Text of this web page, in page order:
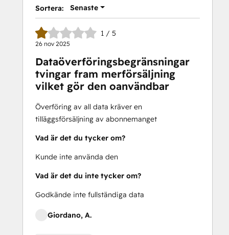
Sortera: Senaste
1 / 5
26 nov 2025
Dataöverföringsbegränsningar
tvingar fram merförsäljning
vilket gör den oanvändbar
Överföring av all data kräver en
tilläggsförsäljning av abonnemanget
Vad är det du tycker om?
Kunde inte använda den
Vad är det du inte tycker om?
Godkände inte fullständiga data
Giordano, A.